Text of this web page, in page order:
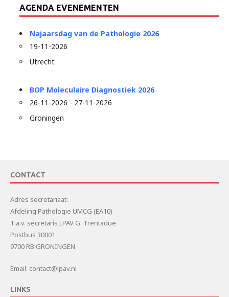
AGENDA EVENEMENTEN
Najaarsdag van de Pathologie 2026
19-11-2026
Utrecht
BOP Moleculaire Diagnostiek 2026
26-11-2026 - 27-11-2026
Groningen
CONTACT
Adres secretariaat:
Afdeling Pathologie UMCG (EA10)
T.a.v. secretaris LPAV G. Trentadue
Postbus 30001
9700 RB GRONINGEN
Email: contact@lpav.nl
LINKS